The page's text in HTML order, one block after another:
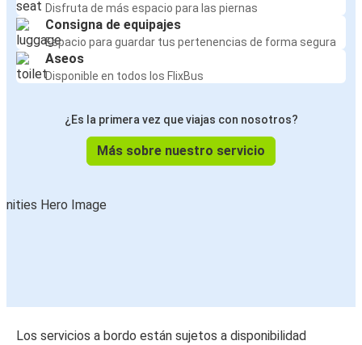
Disfruta de más espacio para las piernas
Consigna de equipajes
Espacio para guardar tus pertenencias de forma segura
Aseos
Disponible en todos los FlixBus
¿Es la primera vez que viajas con nosotros?
Más sobre nuestro servicio
Los servicios a bordo están sujetos a disponibilidad